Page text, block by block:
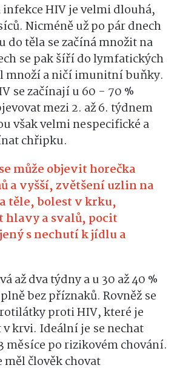
HIV je velmi dlouhá,
Nicméně už po pár dnech
do těla se začíná množit na
se pak šíří do lymfatických
množí a ničí imunitní buňky.
se začínají u 60 - 70 %
mezi 2. až 6. týdnem
však velmi nespecifické a
chřipku.
může objevit horečka
a vyšší, zvětšení uzlin na
těle, bolest v krku,
hlavy a svalů, pocit
s nechutí k jídlu a
až dva týdny a u 30 až 40 %
bez příznaků. Rovněž se
proti HIV, které je
krvi. Ideální je se nechat
měsíce po rizikovém chování.
měl člověk chovat